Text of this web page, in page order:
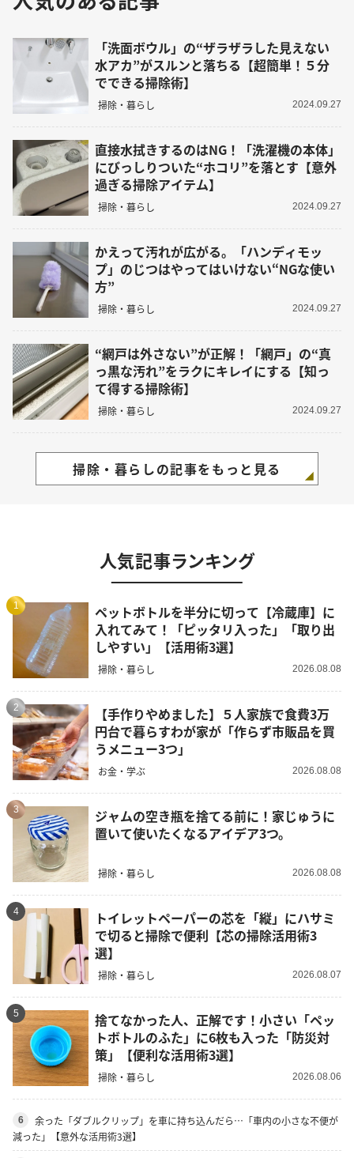
「洗面ボウル」の“ザラザラした見えない
水アカ”がスルンと落ちる【超簡単！５分
でできる掃除術】
掃除・暮らし 2024.09.27
直接水拭きするのはNG！「洗濯機の本体」
にびっしりついた“ホコリ”を落とす【意外
過ぎる掃除アイテム】
掃除・暮らし 2024.09.27
かえって汚れが広がる。「ハンディモッ
プ」のじつはやってはいけない“NGな使い
方”
掃除・暮らし 2024.09.27
“網戸は外さない”が正解！「網戸」の“真
っ黒な汚れ”をラクにキレイにする【知っ
て得する掃除術】
掃除・暮らし 2024.09.27
掃除・暮らしの記事をもっと見る
人気記事ランキング
1
ペットボトルを半分に切って【冷蔵庫】に
入れてみて！「ピッタリ入った」「取り出
しやすい」【活用術3選】
掃除・暮らし 2026.08.08
2
【手作りやめました】５人家族で食費3万
円台で暮らすわが家が「作らず市販品を買
うメニュー3つ」
お金・学ぶ 2026.08.08
3
ジャムの空き瓶を捨てる前に！家じゅうに
置いて使いたくなるアイデア3つ。
掃除・暮らし 2026.08.08
4
トイレットペーパーの芯を「縦」にハサミ
で切ると掃除で便利【芯の掃除活用術3
選】
掃除・暮らし 2026.08.07
5
捨てなかった人、正解です！小さい「ペッ
トボトルのふた」に6枚も入った「防災対
策」【便利な活用術3選】
掃除・暮らし 2026.08.06
6
余った「ダブルクリップ」を車に持ち込んだら…「車内の小さな不便が
減った」【意外な活用術3選】